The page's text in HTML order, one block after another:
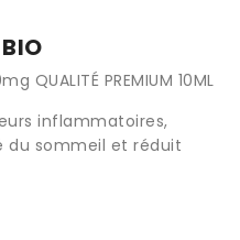
QUALITÉ PREMIUM 10ML
inflammatoires,
du sommeil et réduit